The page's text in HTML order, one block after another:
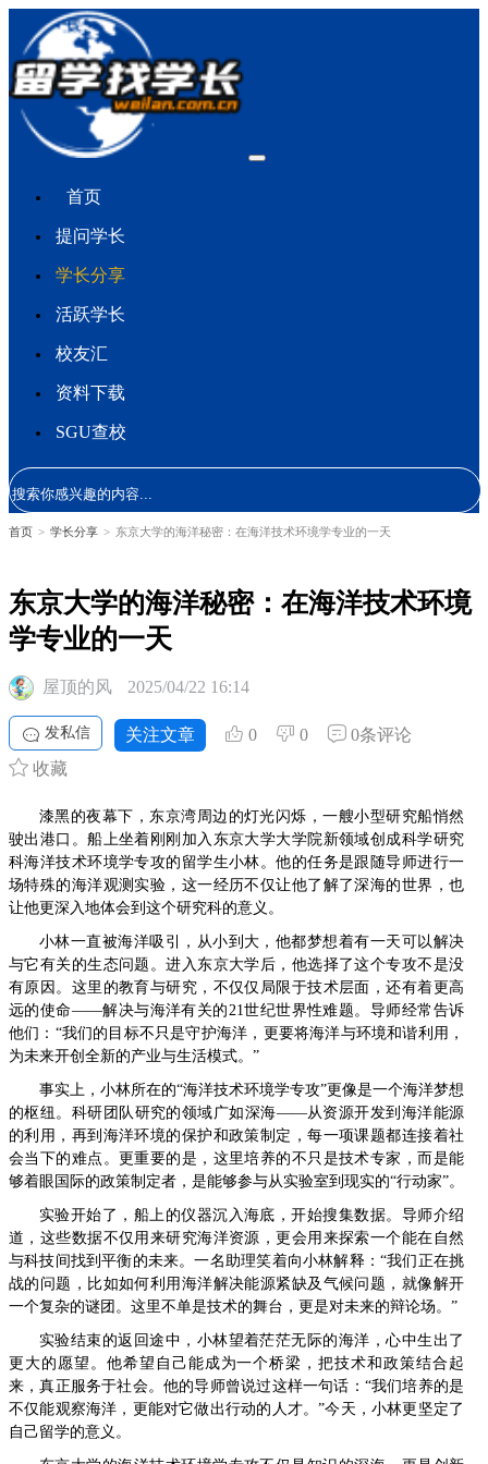
首页
提问学长
学长分享
活跃学长
校友汇
资料下载
SGU查校
首页 > 学长分享 > 东京大学的海洋秘密：在海洋技术环境学专业的一天
东京大学的海洋秘密：在海洋技术环境
学专业的一天
屋顶的风 2025/04/22 16:14
发私信 关注文章 0 0
0条评论
收藏
漆黑的夜幕下，东京湾周边的灯光闪烁，一艘小型研究船悄然
驶出港口。船上坐着刚刚加入东京大学大学院新领域创成科学研究
科海洋技术环境学专攻的留学生小林。他的任务是跟随导师进行一
场特殊的海洋观测实验，这一经历不仅让他了解了深海的世界，也
让他更深入地体会到这个研究科的意义。
小林一直被海洋吸引，从小到大，他都梦想着有一天可以解决
与它有关的生态问题。进入东京大学后，他选择了这个专攻不是没
有原因。这里的教育与研究，不仅仅局限于技术层面，还有着更高
远的使命——解决与海洋有关的21世纪世界性难题。导师经常告诉
他们：“我们的目标不只是守护海洋，更要将海洋与环境和谐利用，
为未来开创全新的产业与生活模式。”
事实上，小林所在的“海洋技术环境学专攻”更像是一个海洋梦想
的枢纽。科研团队研究的领域广如深海——从资源开发到海洋能源
的利用，再到海洋环境的保护和政策制定，每一项课题都连接着社
会当下的难点。更重要的是，这里培养的不只是技术专家，而是能
够着眼国际的政策制定者，是能够参与从实验室到现实的“行动家”。
实验开始了，船上的仪器沉入海底，开始搜集数据。导师介绍
道，这些数据不仅用来研究海洋资源，更会用来探索一个能在自然
与科技间找到平衡的未来。一名助理笑着向小林解释：“我们正在挑
战的问题，比如如何利用海洋解决能源紧缺及气候问题，就像解开
一个复杂的谜团。这里不单是技术的舞台，更是对未来的辩论场。”
实验结束的返回途中，小林望着茫茫无际的海洋，心中生出了
更大的愿望。他希望自己能成为一个桥梁，把技术和政策结合起
来，真正服务于社会。他的导师曾说过这样一句话：“我们培养的是
不仅能观察海洋，更能对它做出行动的人才。”今天，小林更坚定了
自己留学的意义。